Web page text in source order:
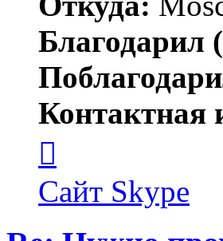
Благодарил
Контактная
пользователя
AnpilovVN
Сайт Skype